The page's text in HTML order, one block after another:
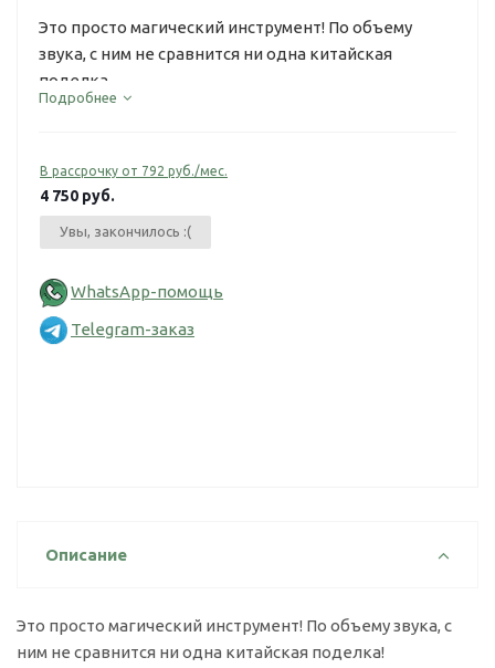
Это просто магический инструмент! По объему
звука, с ним не сравнится ни одна китайская
поделка...
Подробнее
В рассрочку от 792 руб./мес.
4 750 руб.
Увы, закончилось :(
WhatsApp-помощь
Telegram-заказ
Описание
Это просто магический инструмент! По объему звука, с
ним не сравнится ни одна китайская поделка!